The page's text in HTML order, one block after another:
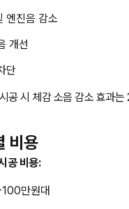
엔진음 감소
개선
단
공 시 체감 소음 감소 효과
비용
공 비용:
만원대